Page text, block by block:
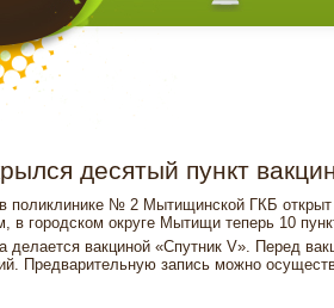
десятый пункт
поликлинике № 2 Мытищинской ГКБ открыт
в городском округе Мытищи теперь 10
делается вакциной «Спутник V». Перед
Предварительную запись можно